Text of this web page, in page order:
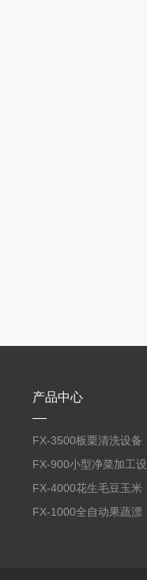
产品中心
FX-3500板栗清洗设备
全自动气泡清洗机
FX-900小型净菜加工设
备野菜清洗机
FX-4000花生毛豆玉米
蒸煮漂烫机
FX-1000全自动果蔬漂